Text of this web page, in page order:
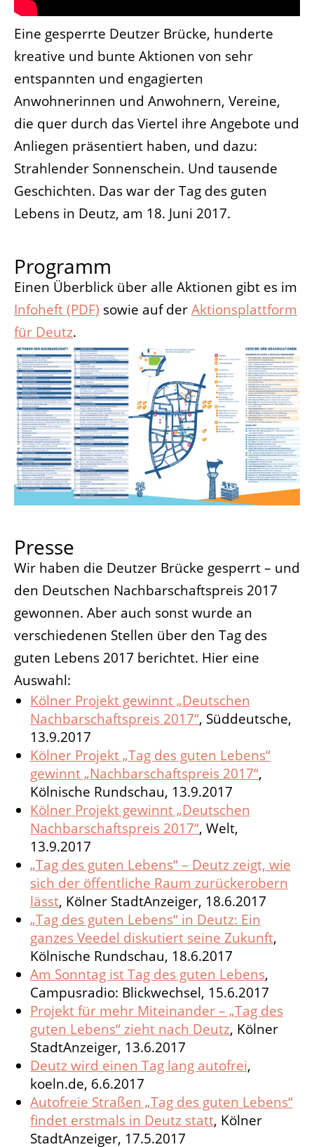
Eine gesperrte Deutzer Brücke, hunderte
kreative und bunte Aktionen von sehr
entspannten und engagierten
Anwohnerinnen und Anwohnern, Vereine,
die quer durch das Viertel ihre Angebote und
Anliegen präsentiert haben, und dazu:
Strahlender Sonnenschein. Und tausende
Geschichten. Das war der Tag des guten
Lebens in Deutz, am 18. Juni 2017.
Programm
Einen Überblick über alle Aktionen gibt es im
Infoheft (PDF) sowie auf derAktionsplattform
für Deutz.
Presse
Wir haben die Deutzer Brücke gesperrt – und
den Deutschen Nachbarschaftspreis 2017
gewonnen. Aber auch sonst wurde an
verschiedenen Stellen über den Tag des
guten Lebens 2017 berichtet. Hier eine
Auswahl:
Kölner Projekt gewinnt „Deutschen
Nachbarschaftspreis 2017“, Süddeutsche,
13.9.2017
Kölner Projekt „Tag des guten Lebens“
gewinnt „Nachbarschaftspreis 2017“,
Kölnische Rundschau, 13.9.2017
Kölner Projekt gewinnt „Deutschen
Nachbarschaftspreis 2017“, Welt,
13.9.2017
„Tag des guten Lebens“ – Deutz zeigt, wie
sich der öffentliche Raum zurückerobern
lässt, Kölner StadtAnzeiger, 18.6.2017
„Tag des guten Lebens“ in Deutz: Ein
ganzes Veedel diskutiert seine Zukunft,
Kölnische Rundschau, 18.6.2017
Am Sonntag ist Tag des guten Lebens,
Campusradio: Blickwechsel, 15.6.2017
Projekt für mehr Miteinander – „Tag des
guten Lebens“ zieht nach Deutz, Kölner
StadtAnzeiger, 13.6.2017
Deutz wird einen Tag lang autofrei,
koeln.de, 6.6.2017
Autofreie Straßen „Tag des guten Lebens“
findet erstmals in Deutz statt, Kölner
StadtAnzeiger, 17.5.2017